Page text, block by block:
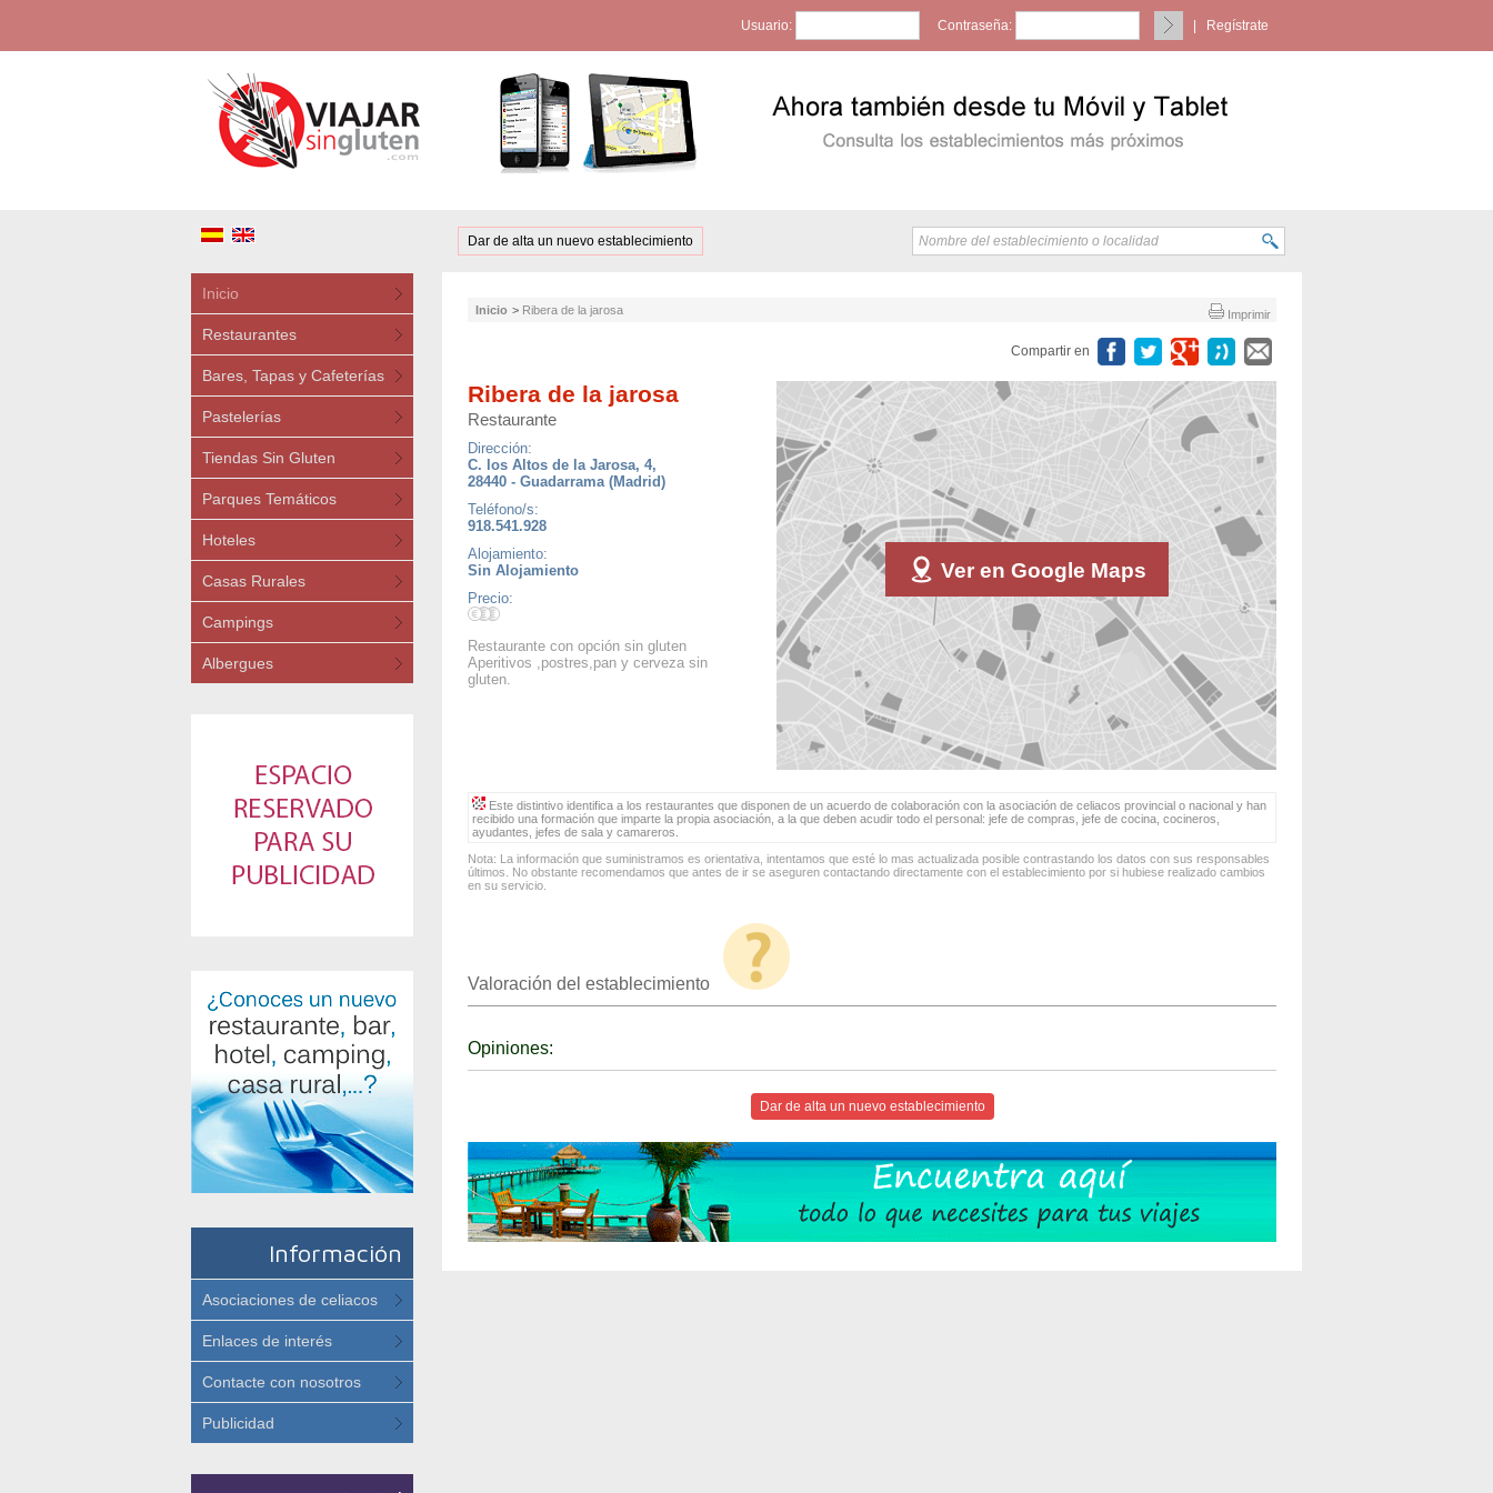
Usuario: Contraseña: Regístrate
Dar de alta un nuevo establecimiento
Inicio
Restaurantes
Bares, Tapas y Cafeterías
Pastelerías
Tiendas Sin Gluten
Parques Temáticos
Hoteles
Casas Rurales
Campings
Albergues
Información
Asociaciones de celiacos
Enlaces de interés
Contacte con nosotros
Publicidad
Imprimir
Inicio > Ribera de la jarosa
Compartir en
Ver en Google Maps
Ribera de la jarosa
Restaurante
Dirección:
C. los Altos de la Jarosa, 4,
28440 - Guadarrama (Madrid)
Teléfono/s:
918.541.928
Alojamiento:
Sin Alojamiento
Precio:
Restaurante con opción sin gluten
Aperitivos ,postres,pan y cerveza sin
gluten.
Este distintivo identifica a los restaurantes que disponen de un acuerdo de colaboración con la asociación de celiacos provincial o nacional y han
recibido una formación que imparte la propia asociación, a la que deben acudir todo el personal: jefe de compras, jefe de cocina, cocineros,
ayudantes, jefes de sala y camareros.
Nota: La información que suministramos es orientativa, intentamos que esté lo mas actualizada posible contrastando los datos con sus responsables
últimos. No obstante recomendamos que antes de ir se aseguren contactando directamente con el establecimiento por si hubiese realizado cambios
en su servicio.
Valoración del establecimiento
Opiniones:
Dar de alta un nuevo establecimiento